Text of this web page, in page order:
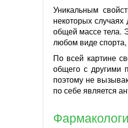
Уникальным
некоторых
общей массе тела.
любом виде спорта,
По всей картине
общего с другими
поэтому не
по себе является